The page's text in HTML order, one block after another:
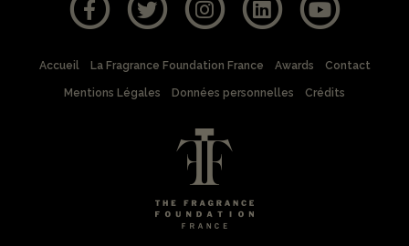
Accueil La Fragrance Foundation France Awards Contact
Mentions Légales Données personnelles Crédits